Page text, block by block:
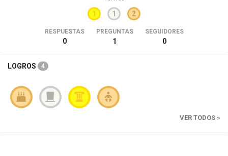
1 1 2
RESPUESTAS
0
PREGUNTAS
1
SEGUIDORES
0
LOGROS 4
VER TODOS »